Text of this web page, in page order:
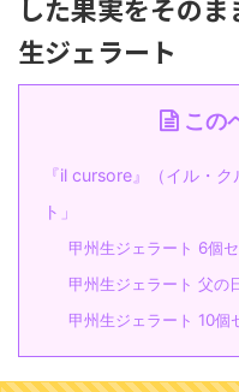
した果実をその
生ジェラート
この
『il cursore』（イル・
ト」
甲州生ジェラート 6個
甲州生ジェラート 父の
甲州生ジェラート 10個